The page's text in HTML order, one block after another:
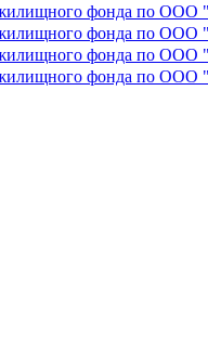
фонда по ООО
фонда по ООО
фонда по ООО
фонда по ООО